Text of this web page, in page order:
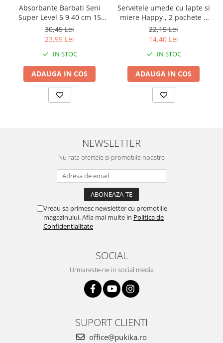
Absorbante Barbati Seni
Super Level 5 9 40 cm 15
Bucati
30,45 Lei
23,95 Lei
IN STOC
ADAUGA IN COS
Servetele umede cu lapte si
miere Happy , 2 pachete x
64 bucati, 128 bucati
22,15 Lei
14,40 Lei
IN STOC
ADAUGA IN COS
NEWSLETTER
Nu rata ofertele si promotiile noastre
Vreau sa primesc newsletter cu promotiile
magazinului. Afla mai multe in Politica de
Confidentialitate
SOCIAL
Urmareste-ne in social media
SUPORT CLIENTI
office@pukika.ro